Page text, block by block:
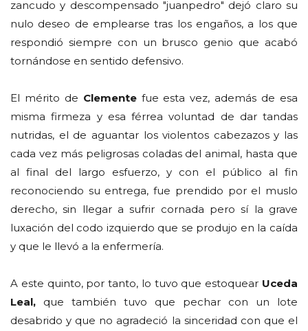
zancudo y descompensado "juanpedro" dejó claro su
nulo deseo de emplearse tras los engaños, a los que
respondió siempre con un brusco genio que acabó
tornándose en sentido defensivo.
El mérito de Clemente fue esta vez, además de esa
misma firmeza y esa férrea voluntad de dar tandas
nutridas, el de aguantar los violentos cabezazos y las
cada vez más peligrosas coladas del animal, hasta que
al final del largo esfuerzo, y con el público al fin
reconociendo su entrega, fue prendido por el muslo
derecho, sin llegar a sufrir cornada pero sí la grave
luxación del codo izquierdo que se produjo en la caída
y que le llevó a la enfermería.
A este quinto, por tanto, lo tuvo que estoquear Uceda
Leal, que también tuvo que pechar con un lote
desabrido y que no agradeció la sinceridad con que el